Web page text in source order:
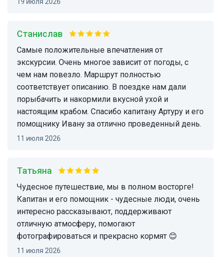
Станислав
Самые положительные впечатления от
экскурсии. Очень многое зависит от погоды, с
чем нам повезло. Маршрут полностью
соответствует описанию. В поездке нам дали
порыбачить и накормили вкусной ухой и
настоящим крабом. Спасибо капитану Артуру и его
помощнику Ивану за отлично проведенный день.
11 июля 2026
Татьяна
Чудесное путешествие, мы в полном восторге!
Капитан и его помощник - чудесные люди, очень
интересно рассказывают, поддерживают
отличную атмосферу, помогают
фотографироваться и прекрасно кормят 😊
11 июля 2026